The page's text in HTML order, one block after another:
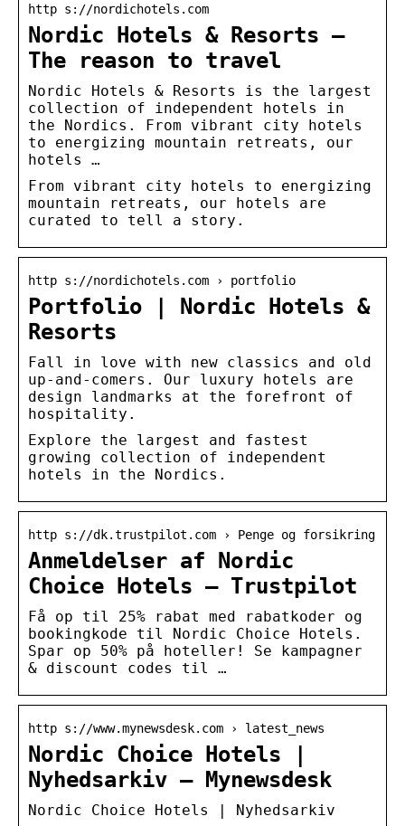
http s://nordichotels.com
Nordic Hotels & Resorts –
The reason to travel
Nordic Hotels & Resorts is the largest
collection of independent hotels in
the Nordics. From vibrant city hotels
to energizing mountain retreats, our
hotels …
From vibrant city hotels to energizing
mountain retreats, our hotels are
curated to tell a story.
http s://nordichotels.com › portfolio
Portfolio | Nordic Hotels &
Resorts
Fall in love with new classics and old
up-and-comers. Our luxury hotels are
design landmarks at the forefront of
hospitality.
Explore the largest and fastest
growing collection of independent
hotels in the Nordics.
http s://dk.trustpilot.com › Penge og forsikring
Anmeldelser af Nordic
Choice Hotels – Trustpilot
Få op til 25% rabat med rabatkoder og
bookingkode til Nordic Choice Hotels.
Spar op 50% på hoteller! Se kampagner
& discount codes til …
http s://www.mynewsdesk.com › latest_news
Nordic Choice Hotels |
Nyhedsarkiv – Mynewsdesk
Nordic Choice Hotels | Nyhedsarkiv